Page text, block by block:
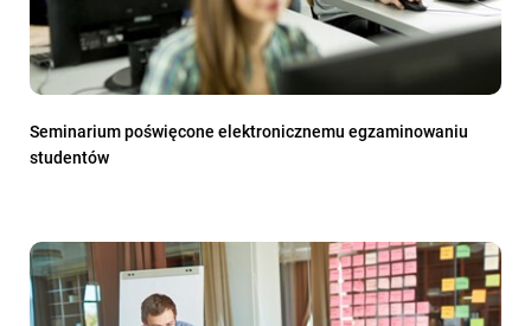
Seminarium poświęcone elektronicznemu egzaminowaniu
studentów